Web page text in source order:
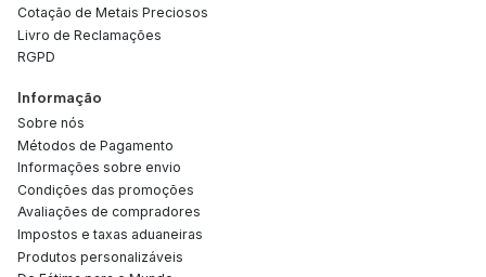
Cotação de Metais Preciosos
Livro de Reclamações
RGPD
Informação
Sobre nós
Métodos de Pagamento
Informações sobre envio
Condições das promoções
Avaliações de compradores
Impostos e taxas aduaneiras
Produtos personalizáveis